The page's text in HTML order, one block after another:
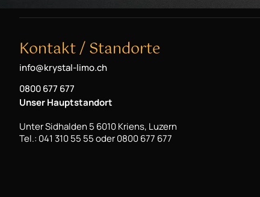
Kontakt / Standorte
info@krystal-limo.ch
0800 677 677
Unser Hauptstandort
Unter Sidhalden 5 6010 Kriens, Luzern
Tel.: 041 310 55 55 oder 0800 677 677